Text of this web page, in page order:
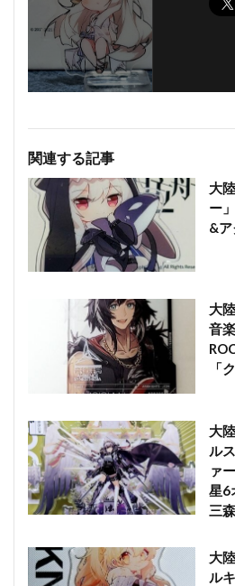
関連する記事
大
ー
&
大
音
「
大
ル
ァ
星6
三
大
ル